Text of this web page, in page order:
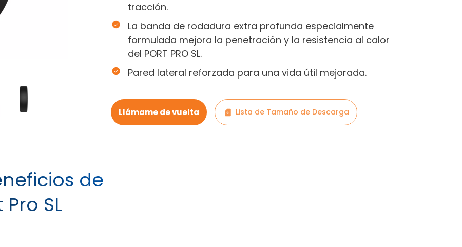
de
SL
tracción.
La banda de rodadura extra profunda especialmente
formulada mejora la penetración y la resistencia al calor
del PORT PRO SL.
Pared lateral reforzada para una vida útil mejorada.
Llámame de vuelta Lista de Tamaño de Descarga